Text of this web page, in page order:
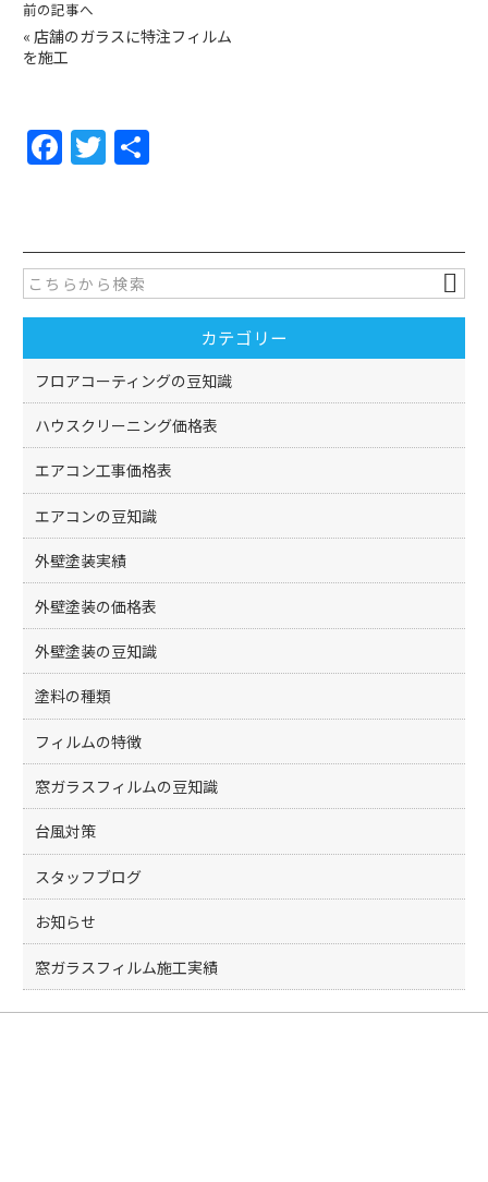
前の記事へ
« 店舗のガラスに特注フィルム
を施工
F
a
e
b
o
o
k
T
w
er
カテゴリー
フロアコーティングの豆知識
ハウスクリーニング価格表
エアコン工事価格表
エアコンの豆知識
外壁塗装実績
外壁塗装の価格表
外壁塗装の豆知識
塗料の種類
フィルムの特徴
窓ガラスフィルムの豆知識
台風対策
スタッフブログ
お知らせ
窓ガラスフィルム施工実績